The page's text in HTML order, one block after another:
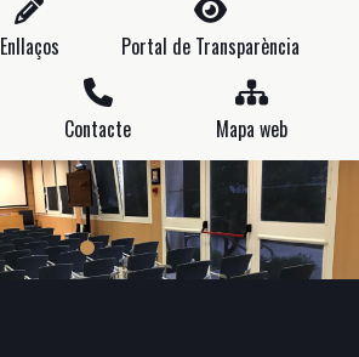
Enllaços
Portal de Transparència
Contacte
Mapa web